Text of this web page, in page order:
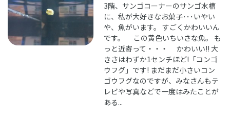
3階、サンゴコーナーのサンゴ水槽
に、私が大好きなお菓子･･･いやい
や、魚がいます。 すごくかわいいん
です。 この黄色いちいさな魚。 も
っと近寄って・・・ かわいい!! 大
きさはわずか1センチほど!「コンゴ
ウフグ」です! まだまだ小さいコン
ゴウフグなのですが、みなさんもテ
レビや写真などで一度はみたことが
ある...